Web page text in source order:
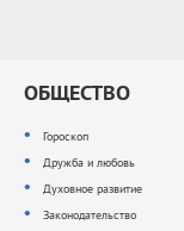
ОБЩЕСТВО
Гороскоп
Дружба и любовь
Духовное развитие
Законодательство